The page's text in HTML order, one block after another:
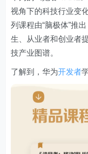
视角下的科技行业变
列课程由“脑极体”推
生、从业者和创业者
技产业图谱。
了解到，华为开发者